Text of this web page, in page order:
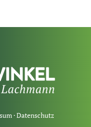
·Datenschutz